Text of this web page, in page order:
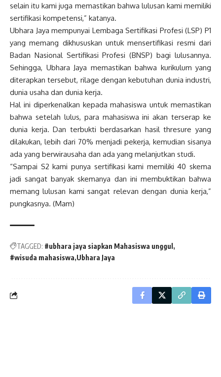
selain itu kami juga memastikan bahwa lulusan kami memiliki
sertifikasi kompetensi,” katanya.
Ubhara Jaya mempunyai Lembaga Sertifikasi Profesi (LSP) P1
yang memang dikhususkan untuk mensertifikasi resmi dari
Badan Nasional Sertifikasi Profesi (BNSP) bagi lulusannya.
Sehingga, Ubhara Jaya memastikan bahwa kurikulum yang
diterapkan tersebut, rilage dengan kebutuhan dunia industri,
dunia usaha dan dunia kerja.
Hal ini diperkenalkan kepada mahasiswa untuk memastikan
bahwa setelah lulus, para mahasiswa ini akan terserap ke
dunia kerja. Dan terbukti berdasarkan hasil thresure yang
dilakukan, lebih dari 70% menjadi pekerja, kemudian sisanya
ada yang berwirausaha dan ada yang melanjutkan studi.
“Sampai S2 kami punya sertifikasi kami memiliki 40 skema
jadi sangat banyak skemanya dan ini membuktikan bahwa
memang lulusan kami sangat relevan dengan dunia kerja,”
pungkasnya. (Mam)
TAGGED: #ubhara jaya siapkan Mahasiswa unggul
#wisuda mahasiswa Ubhara Jaya